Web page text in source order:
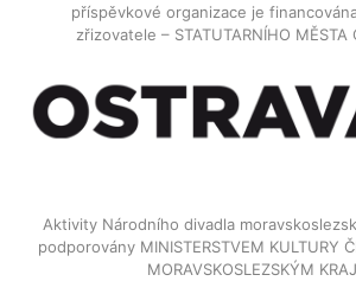
příspěvkové organizace je
zřizovatele – STATUTARNÍHO MĚSTA
Aktivity Národního divadla
podporovány MINISTERSTVEM KULTURY
MORAVSKOSLEZSKÝM